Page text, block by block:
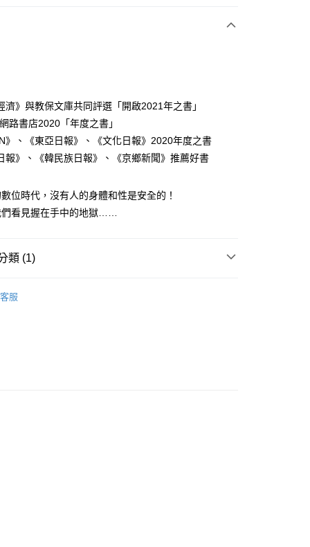
貨
滿NT$499(含以上)免運費
取貨
滿NT$499(含以上)免運費
，滿NT$499(含以上)免運費
濟》與教保文庫共同評選「開啟2021年之書」
路書店2020「年度之書」
》、《東亞日報》、《文化日報》2020年度之書
報》、《韓民族日報》、《京鄉新聞》推薦好書
位時代，沒有人的身體和性是安全的！
看見握在手中的地獄……
類 (1)
客服